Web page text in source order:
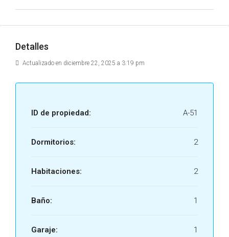
Detalles
Actualizado en diciembre 22, 2025 a 3:19 pm
ID de propiedad: A-51
Dormitorios: 2
Habitaciones: 2
Baño: 1
Garaje: 1